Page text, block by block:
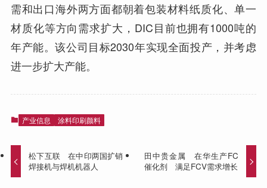
需和出口海外两方面都朝着包装材料纸质化、单一
材质化等方向需求扩大，DIC目前也拥有1000吨的
年产能。该公司目标2030年实现全面投产，并考虑
进一步扩大产能。
产业信息 涂料印刷颜料
松下互联 在中印两国扩销
焊接机与焊机机器人
田中贵金属 在华生产FC
催化剂 满足FCV需求增长